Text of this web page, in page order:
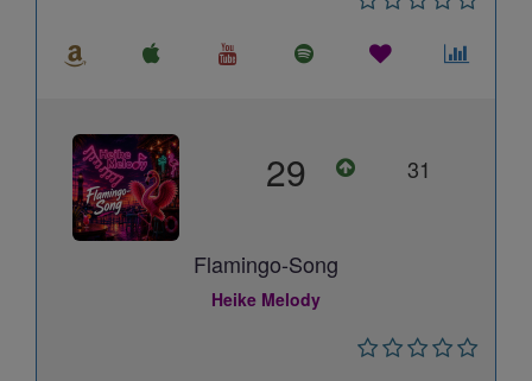
29 31
Flamingo-Song
Heike Melody